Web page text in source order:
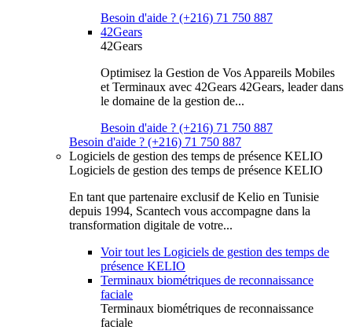
Besoin d'aide ? (+216) 71 750 887
42Gears
42Gears
Optimisez la Gestion de Vos Appareils Mobiles
et Terminaux avec 42Gears 42Gears, leader dans
le domaine de la gestion de...
Besoin d'aide ? (+216) 71 750 887
Besoin d'aide ? (+216) 71 750 887
Logiciels de gestion des temps de présence KELIO
Logiciels de gestion des temps de présence KELIO
En tant que partenaire exclusif de Kelio en Tunisie
depuis 1994, Scantech vous accompagne dans la
transformation digitale de votre...
Voir tout les Logiciels de gestion des temps de
présence KELIO
Terminaux biométriques de reconnaissance
faciale
Terminaux biométriques de reconnaissance
faciale